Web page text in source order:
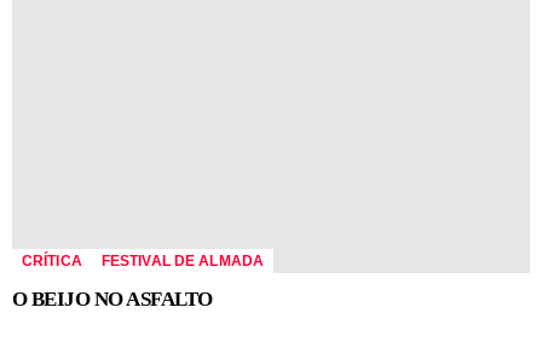
CRÍTICA FESTIVAL DE ALMADA
O BEIJO NO ASFALTO